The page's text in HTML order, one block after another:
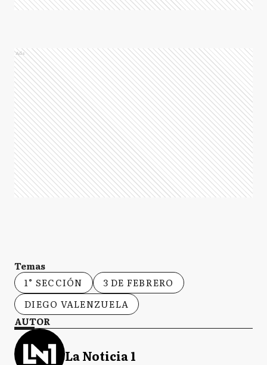
Ads
Temas
1° SECCIÓN
3 DE FEBRERO
DIEGO VALENZUELA
AUTOR
La Noticia 1